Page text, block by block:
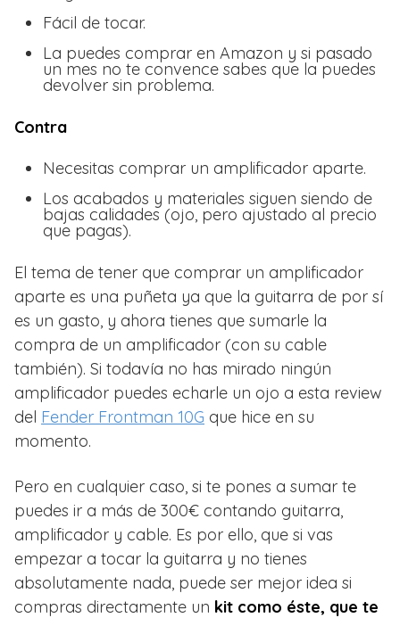
Fácil de tocar.
La puedes comprar en Amazon y si pasado
un mes no te convence sabes que la puedes
devolver sin problema.
Contra
Necesitas comprar un amplificador aparte.
Los acabados y materiales siguen siendo de
bajas calidades (ojo, pero ajustado al precio
que pagas).
El tema de tener que comprar un amplificador
aparte es una puñeta ya que la guitarra de por sí
es un gasto, y ahora tienes que sumarle la
compra de un amplificador (con su cable
también). Si todavía no has mirado ningún
amplificador puedes echarle un ojo a esta review
del Fender Frontman 10G que hice en su
momento.
Pero en cualquier caso, si te pones a sumar te
puedes ir a más de 300€ contando guitarra,
amplificador y cable. Es por ello, que si vas
empezar a tocar la guitarra y no tienes
absolutamente nada, puede ser mejor idea si
compras directamente un kit como éste, que te